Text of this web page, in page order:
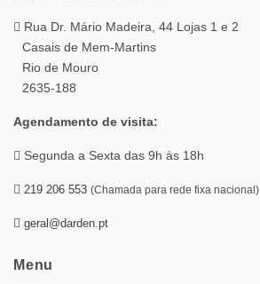
Rua Dr. Mário Madeira, 44 Lojas 1 e 2
Casais de Mem-Martins
Rio de Mouro
2635-188
Agendamento de visita:
Segunda a Sexta das 9h às 18h
219 206 553 (Chamada para rede fixa nacional)
geral@darden.pt
Menu